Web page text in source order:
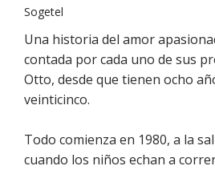
Sogetel
Una historia del amor
contada por cada uno de sus
Otto, desde que tienen ocho
veinticinco.
Todo comienza en 1980, a la
cuando los niños echan a